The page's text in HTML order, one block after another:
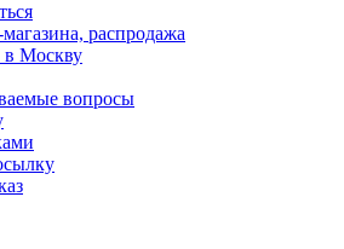
распродажа
в Москву
вопросы